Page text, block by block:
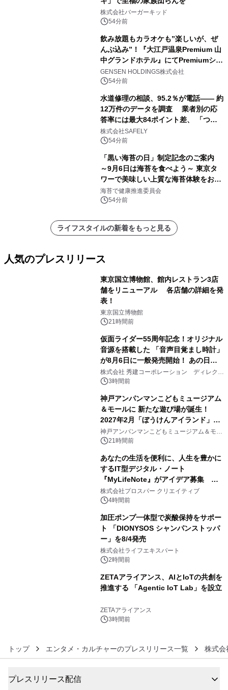
株式会社バーガーキッド
54分前
飲み放題もカラオケも”楽しいが、ぜ
んぶ込み”！『大江戸温泉Premium 山
中グランドホテル』にてPremiumシリ
ーズ初のオールインクルーシブ導入
GENSEN HOLDINGS株式会社
54分前
水道修理の相談、95.2％が電話―― 約
12万件のデータを調査 業者別の応
答率には最大84ポイント差、 「つな
がりやすさ」も選定基準に
株式会社SAFELY
54分前
「黒い海苔の日」制定記念のご案内
～9月6日は海苔を食べよう～ 東京タ
ワーで美味しい上質な海苔体験をお届
けします！
海苔で健康推進委員会
54分前
ライフスタイルの新着をもっと見る
人気のプレスリリース
東京国立博物館、館内レストラン3店
舗をリニューアル 各店舗の詳細を発
表！
東京国立博物館
21時間前
仮面ライダー55周年記念！オリジナル
音源を搭載した 「音声目覚まし時計」
が8月6日に一般発売開始！ あの日の
大興奮が今甦る
株式会社 秀建コーポレーション ディレクト
アートギャラリー
3時間前
神戸アンパンマンこどもミュージアム
＆モールに 新たな遊び場が誕生！
2027年2月「ぼうけんアイランド」が
オープン
神戸アンパンマンこどもミュージアム＆モー
ル 21時間前
あなたの生活を便利に、人生を豊かに
するIT型デジタル・ノート
『MyLifeNote』がアイデア募集 優
秀賞100名に1年間無償試用
株式会社プロスパー クリエイティブ
4時間前
加圧ポンプ一体型で炭酸保持をサポー
ト 「DIONYSOS シャンパンストッパ
ー」を8/4発売
株式会社ライフエキスパート
2時間前
ZETAアライアンス、AIとIoTの共創を
推進する 「Agentic IoT Lab」を設立
ZETAアライアンス
3時間前
トップ エンタメ・カルチャーのプレスリリース一覧 株式会
プレスリリース配信